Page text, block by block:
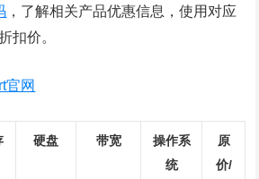
，了解相关产品优惠信息，使用对应
扣价。
官网
硬盘 带宽
操作系
统
原
价/